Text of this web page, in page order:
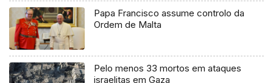
Papa Francisco assume controlo da
Ordem de Malta
Pelo menos 33 mortos em ataques
israelitas em Gaza